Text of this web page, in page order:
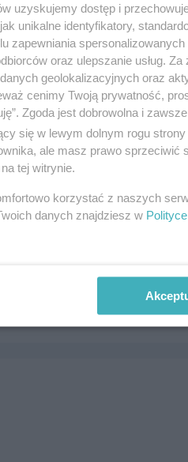
uzyskujemy dostęp i
unikalne identyfikatory,
zapewniania spersonalizowanych
oraz ulepszanie usług. Za
geolokalizacyjnych oraz
cenimy Twoją prywatność,
Zgoda jest dobrowolna i
się w lewym dolnym rogu strony
ale masz prawo sprzeciwić
tej witrynie.
korzystać z naszych
danych znajdziesz w Polityce